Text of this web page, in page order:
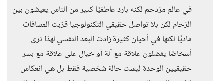
في عالم مزدحم لكنه بارد عاطفيًا كثير من الناس يعيشون بين
الزحام لكن بلا تواصل حقيقي التكنولوجيا قرّبت المسافات
ماديًا لكنها في أحيان كثيرة زادت البعد النفسي لهذا نرى
أشخاصًا يفضلون علاقة مع آلة أو خيال على علاقة مع بشر
حقيقيين الوحدة ليست حالة شخصية فقط بل هي انعكاس